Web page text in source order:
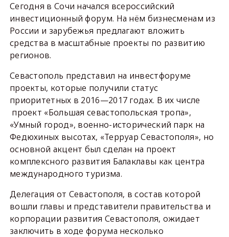
Сегодня в Сочи начался всероссийский
инвестиционный форум. На нём бизнесменам из
России и зарубежья предлагают вложить
средства в масштабные проекты по развитию
регионов.
Севастополь представил на инвестфоруме
проекты, которые получили статус
приоритетных в 2016—2017 годах. В их числе
проект «Большая севастопольская тропа»,
«Умный город», военно-исторический парк на
Федюхиных высотах, «Терруар Севастополя», но
основной акцент был сделан на проект
комплексного развития Балаклавы как центра
международного туризма.
Делегация от Севастополя, в состав которой
вошли главы и представители правительства и
корпорации развития Севастополя, ожидает
заключить в ходе форума несколько